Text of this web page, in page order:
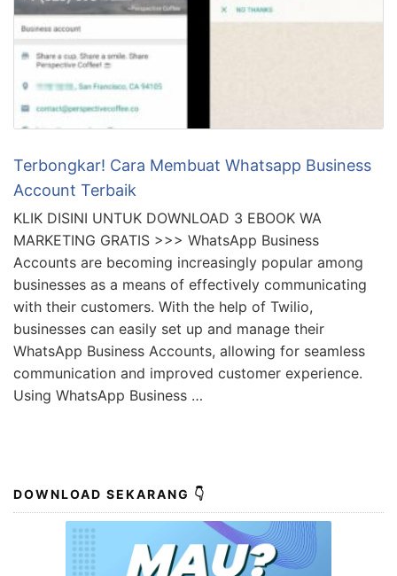
Terbongkar! Cara Membuat Whatsapp Business
Account Terbaik
KLIK DISINI UNTUK DOWNLOAD 3 EBOOK WA
MARKETING GRATIS >>> WhatsApp Business
Accounts are becoming increasingly popular among
businesses as a means of effectively communicating
with their customers. With the help of Twilio,
businesses can easily set up and manage their
WhatsApp Business Accounts, allowing for seamless
communication and improved customer experience.
Using WhatsApp Business …
DOWNLOAD SEKARANG 👇